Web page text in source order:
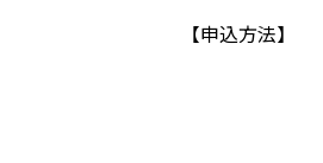
【申込方法】